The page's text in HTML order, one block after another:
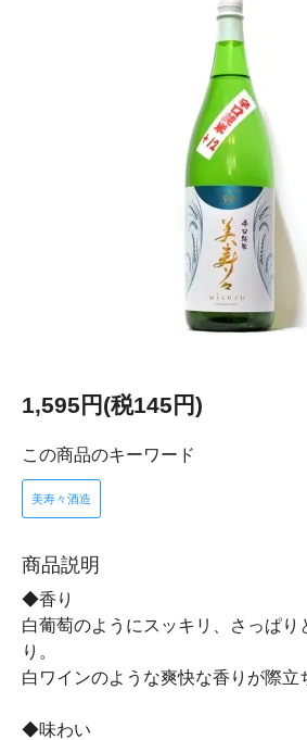
1,595円(税145円)
この商品のキーワード
美寿々酒造
商品説明
◆香り
白葡萄のようにスッキリ、さっぱり
り。
白ワインのような爽快な香りが際立
◆味わい